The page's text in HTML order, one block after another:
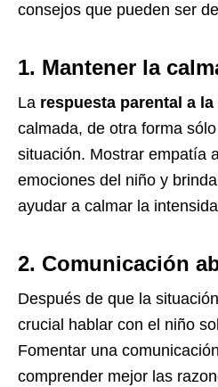
consejos que pueden ser
1. Mantener la
La respuesta parental a
calmada, de otra forma
situación. Mostrar empatía
emociones del niño y
ayudar a calmar la
2. Comunicación
Después de que la
crucial hablar con el niño
Fomentar una
comprender mejor las